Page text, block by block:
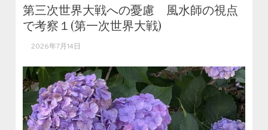
第三次世界大戦への憂慮 風水師の視点
で考察１(第一次世界大戦)
2026年7月14日